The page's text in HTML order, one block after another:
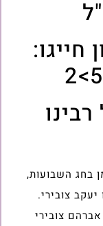
חייגו:
בחג השבועות,
לאביו יעקב צובירי.
צובירי